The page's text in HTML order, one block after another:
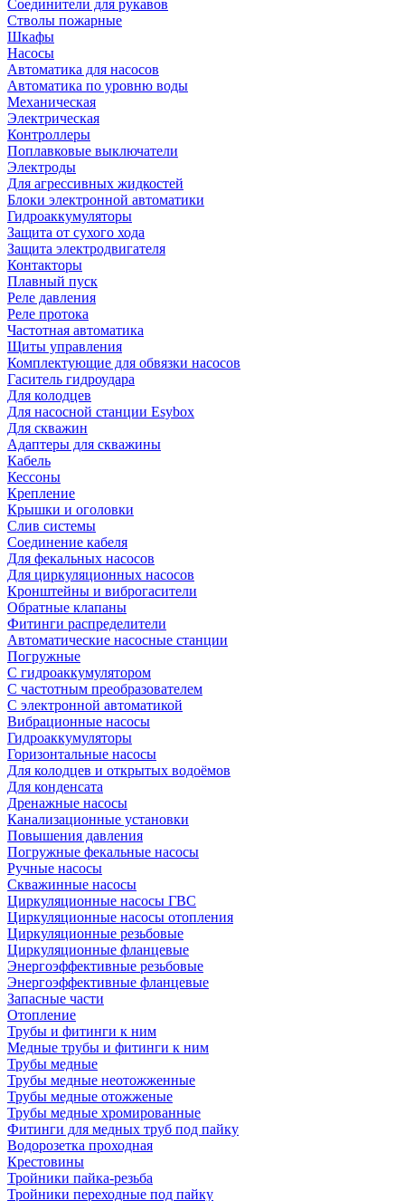
Соединители для рукавов
Стволы пожарные
Шкафы
Насосы
Автоматика для насосов
Автоматика по уровню воды
Механическая
Электрическая
Контроллеры
Поплавковые выключатели
Электроды
Для агрессивных жидкостей
Блоки электронной автоматики
Гидроаккумуляторы
Защита от сухого хода
Защита электродвигателя
Контакторы
Плавный пуск
Реле давления
Реле протока
Частотная автоматика
Щиты управления
Комплектующие для обвязки насосов
Гаситель гидроудара
Для колодцев
Для насосной станции Esybox
Для скважин
Адаптеры для скважины
Кабель
Кессоны
Крепление
Крышки и оголовки
Слив системы
Соединение кабеля
Для фекальных насосов
Для циркуляционных насосов
Кронштейны и виброгасители
Обратные клапаны
Фитинги распределители
Автоматические насосные станции
Погружные
С гидроаккумулятором
С частотным преобразователем
С электронной автоматикой
Вибрационные насосы
Гидроаккумуляторы
Горизонтальные насосы
Для колодцев и открытых водоёмов
Для конденсата
Дренажные насосы
Канализационные установки
Повышения давления
Погружные фекальные насосы
Ручные насосы
Скважинные насосы
Циркуляционные насосы ГВС
Циркуляционные насосы отопления
Циркуляционные резьбовые
Циркуляционные фланцевые
Энергоэффективные резьбовые
Энергоэффективные фланцевые
Запасные части
Отопление
Трубы и фитинги к ним
Медные трубы и фитинги к ним
Трубы медные
Трубы медные неотожженные
Трубы медные отожженые
Трубы медные хромированные
Фитинги для медных труб под пайку
Водорозетка проходная
Крестовины
Тройники пайка-резьба
Тройники переходные под пайку